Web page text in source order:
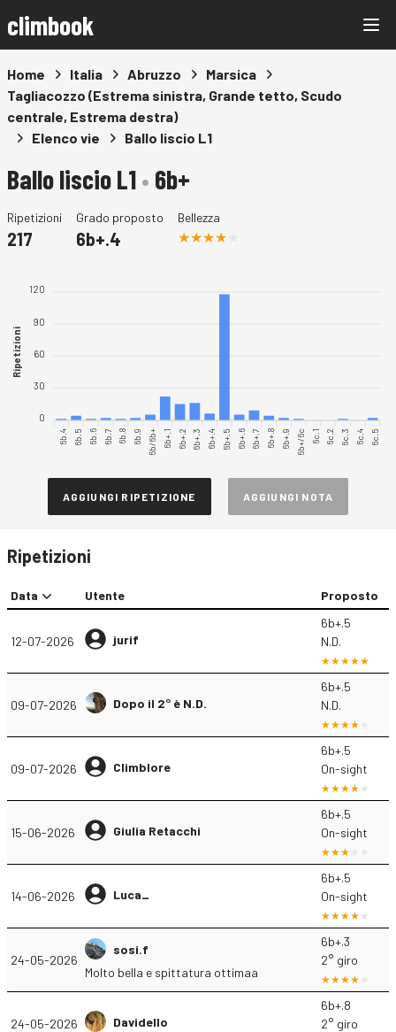
climbook
Home Italia Abruzzo
Marsica
Tagliacozzo (Estrema sinistra, Grande tetto, Scudo
centrale, Estrema destra)
Elenco vie
Ballo liscio L1
Ballo liscio L1• 6b+
Ripetizioni
217
Grado proposto
6b+.4
Bellezza
120
90
60
30
0
Ripetizioni
6b.4 6b.5 6b.6 6b.7 6b.8 6b.9 6b/6b+ 6b+.1 6b+.2 6b+.3 6b+.4 6b+.5 6b+.6 6b+.7 6b+.8 6b+.9 6b+/6c 6c.1 6c.2 6c.3 6c.4 6c.5
AGGIUNGI RIPETIZIONE AGGIUNGI NOTA
Ripetizioni
Data Utente Proposto
12-07-2026 jurif
6b+.5
N.D.
09-07-2026 Dopo il 2° è N.D.
6b+.5
N.D.
09-07-2026 Climblore
6b+.5
On-sight
15-06-2026 Giulia Retacchi
6b+.5
On-sight
14-06-2026 Luca_
6b+.5
On-sight
24-05-2026
sosi.f
Molto bella e spittatura ottimaa
6b+.3
2° giro
24-05-2026 Davidello
6b+.8
2° giro